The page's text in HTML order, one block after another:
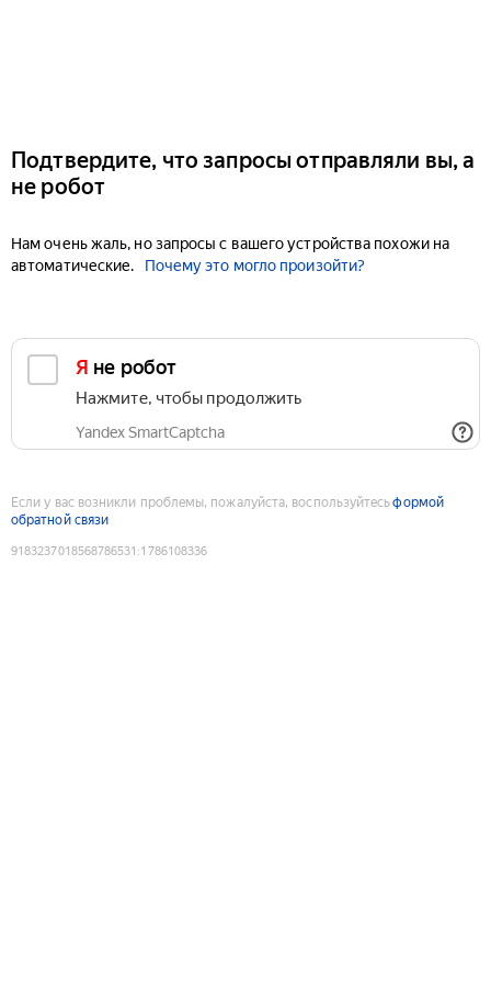
Подтвердите, что запросы отправляли вы, а
не робот
Нам очень жаль, но запросы с вашего устройства похожи на
автоматические.
Почему это могло произойти?
Я не робот
Нажмите, чтобы продолжить
Yandex SmartCaptcha
Если у вас возникли проблемы, пожалуйста, воспользуйтесьформой
обратной связи
9183237018568786531 :1786108336